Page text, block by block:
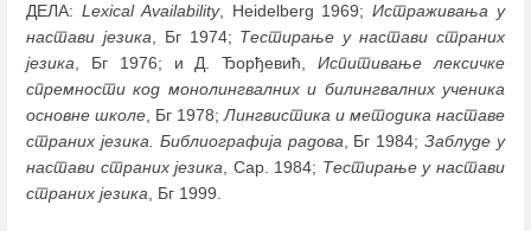
ДЕЛА: Lexical Availability, Heidelberg 1969;Истраживања у
настави језика, Бг 1974; Тестирање у настави страних
језика, Бг 1976; и Д. Ђорђевић,Испитивање лексичке
спремности код монолингвалних и билингвалних ученика
основне школе, Бг 1978;Лингвистика и методика наставе
страних језика. Библиографија радова, Бг 1984;Заблуде у
настави страних језика, Сар. 1984; Тестирање у настави
страних језика, Бг 1999.